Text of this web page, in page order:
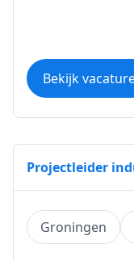
Bekijk
Projectleider
Groningen